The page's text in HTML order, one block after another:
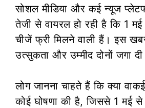
सोशल मीडिया और कई न्यूज
तेजी से वायरल हो रही है कि 1
चीजें फ्री मिलने वाली हैं। इस
उत्सुकता और उम्मीद दोनों जगा
लोग जानना चाहते हैं कि क्या
कोई घोषणा की है, जिससे 1 मई